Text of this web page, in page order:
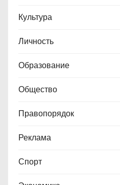
Культура
Личность
Образование
Общество
Правопорядок
Реклама
Спорт